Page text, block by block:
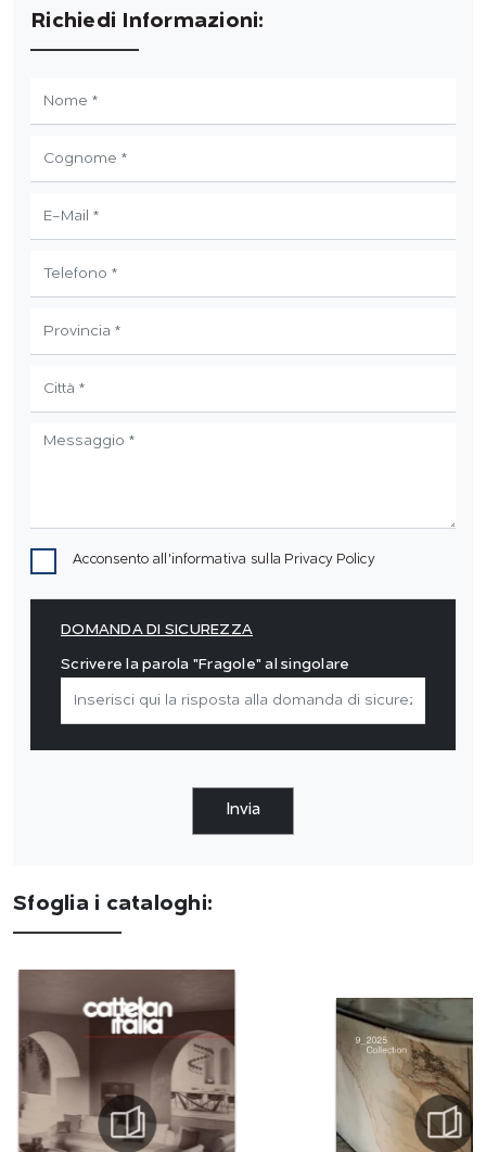
Richiedi Informazioni:
Acconsento all'informativa sulla Privacy Policy
DOMANDA DI SICUREZZA
Scrivere la parola "Fragole" al singolare
Invia
Sfoglia i cataloghi: